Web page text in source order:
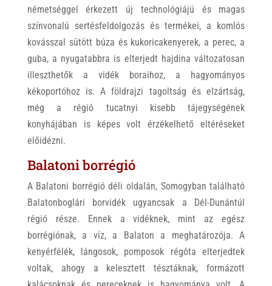
németséggel érkezett új technológiájú és magas
színvonalú sertésfeldolgozás és termékei, a komlós
kovásszal sütött búza és kukoricakenyerek, a perec, a
guba, a nyugatabbra is elterjedt hajdina változatosan
illeszthetők a vidék boraihoz, a hagyományos
kékoportóhoz is. A földrajzi tagoltság és elzártság,
még a régió tucatnyi kisebb tájegységének
konyhájában is képes volt érzékelhető eltéréseket
előidézni.
Balatoni borrégió
A Balatoni borrégió déli oldalán, Somogyban található
Balatonboglári borvidék ugyancsak a Dél-Dunántúl
régió része. Ennek a vidéknek, mint az egész
borrégiónak, a víz, a Balaton a meghatározója. A
kenyérfélék, lángosok, pomposok régóta elterjedtek
voltak, ahogy a kelesztett tésztáknak, formázott